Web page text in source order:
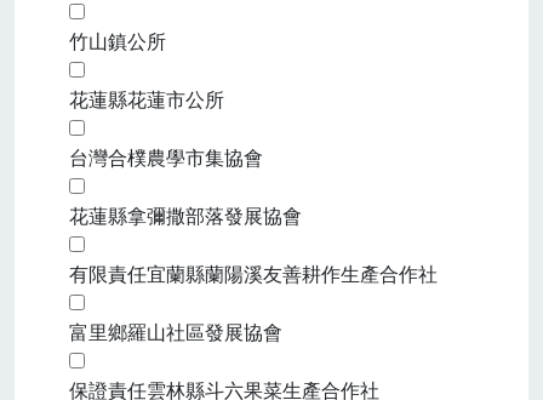
竹山鎮公所
花蓮縣花蓮市公所
台灣合樸農學市集協會
花蓮縣拿彌撒部落發展協會
有限責任宜蘭縣蘭陽溪友善耕作生產合作社
富里鄉羅山社區發展協會
保證責任雲林縣斗六果菜生產合作社